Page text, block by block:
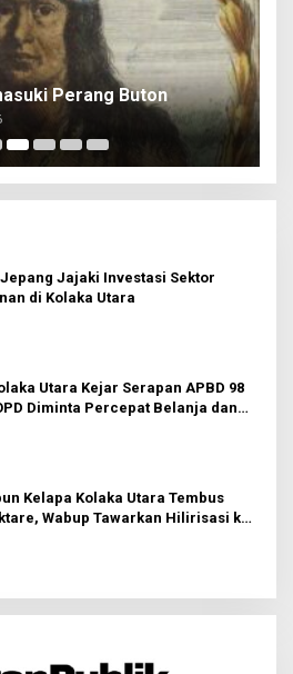
Perang Buton
Jajaki Investasi Sektor
di Kolaka Utara
Utara Kejar Serapan APBD 98
Diminta Percepat Belanja dan
Kelapa Kolaka Utara Tembus
Wabup Tawarkan Hilirisasi ke